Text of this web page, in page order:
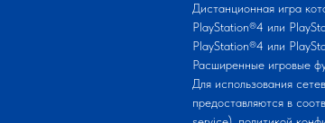
Дистанционная игра
PlayStation®4 или
PlayStation®4 или
Расширенные игровые
Для использования
предоставляются в